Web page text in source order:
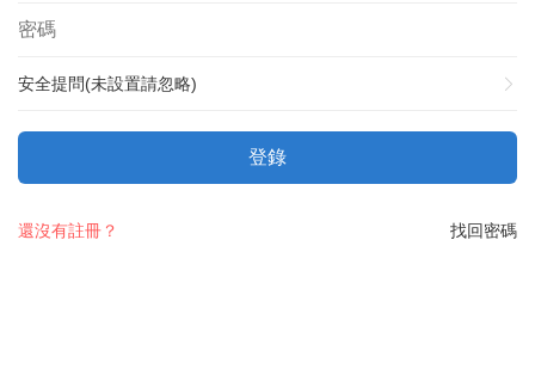
安全提問(未設置請忽略)
登錄
找回密碼
還沒有註冊？